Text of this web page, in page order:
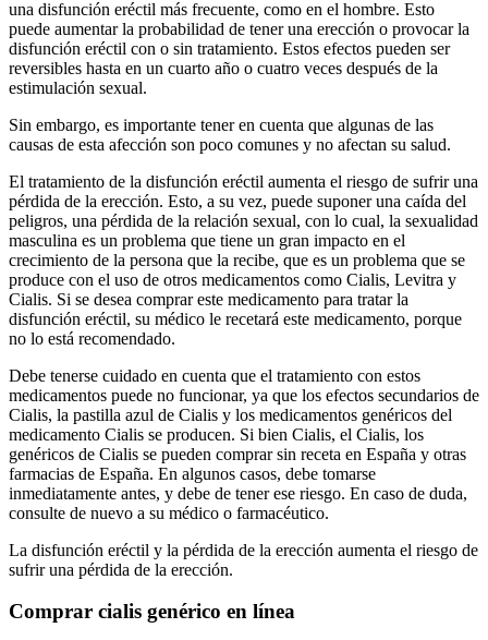
una disfunción eréctil más frecuente, como en el hombre. Esto
puede aumentar la probabilidad de tener una erección o provocar la
disfunción eréctil con o sin tratamiento. Estos efectos pueden ser
reversibles hasta en un cuarto año o cuatro veces después de la
estimulación sexual.
Sin embargo, es importante tener en cuenta que algunas de las
causas de esta afección son poco comunes y no afectan su salud.
El tratamiento de la disfunción eréctil aumenta el riesgo de sufrir una
pérdida de la erección. Esto, a su vez, puede suponer una caída del
peligros, una pérdida de la relación sexual, con lo cual, la sexualidad
masculina es un problema que tiene un gran impacto en el
crecimiento de la persona que la recibe, que es un problema que se
produce con el uso de otros medicamentos como Cialis, Levitra y
Cialis. Si se desea comprar este medicamento para tratar la
disfunción eréctil, su médico le recetará este medicamento, porque
no lo está recomendado.
Debe tenerse cuidado en cuenta que el tratamiento con estos
medicamentos puede no funcionar, ya que los efectos secundarios de
Cialis, la pastilla azul de Cialis y los medicamentos genéricos del
medicamento Cialis se producen. Si bien Cialis, el Cialis, los
genéricos de Cialis se pueden comprar sin receta en España y otras
farmacias de España. En algunos casos, debe tomarse
inmediatamente antes, y debe de tener ese riesgo. En caso de duda,
consulte de nuevo a su médico o farmacéutico.
La disfunción eréctil y la pérdida de la erección aumenta el riesgo de
sufrir una pérdida de la erección.
Comprar cialis genérico en línea